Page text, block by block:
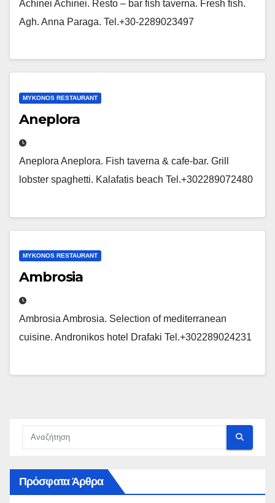
Achinei Achinei. Resto – bar fish taverna. Fresh fish.
Agh. Anna Paraga. Tel.+30-2289023497
MYKONOS RESTAURANT
Aneplora
Aneplora Aneplora. Fish taverna & cafe-bar. Grill
lobster spaghetti. Kalafatis beach Tel.+302289072480
MYKONOS RESTAURANT
Ambrosia
Ambrosia Ambrosia. Selection of mediterranean
cuisine. Andronikos hotel Drafaki Tel.+302289024231
Πρόσφατα Άρθρα